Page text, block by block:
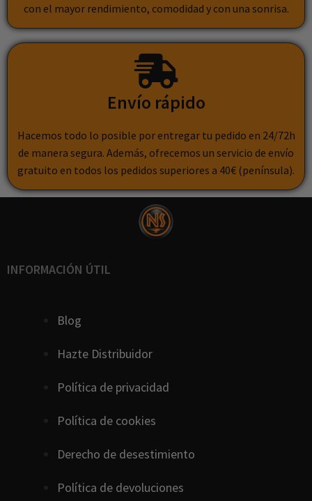
con el mayor rendimiento, comodidad y con una sonrisa.
Envío rápido
Hacemos todo lo posible por entregar tu pedido en 24/72h
de manera segura. Además, ofrecemos un servicio de envío
gratuito en todos los pedidos superiores a 40€ (península).
INFORMACIÓN ÚTIL
Blog
Hazte Distribuidor
Política de privacidad
Política de cookies
Derecho de desestimiento
Política de devoluciones